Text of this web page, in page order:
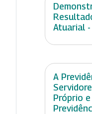
Atuarial -
A
Próprio